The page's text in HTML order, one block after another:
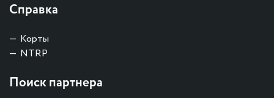
Справка
Корты
NTRP
Поиск партнера